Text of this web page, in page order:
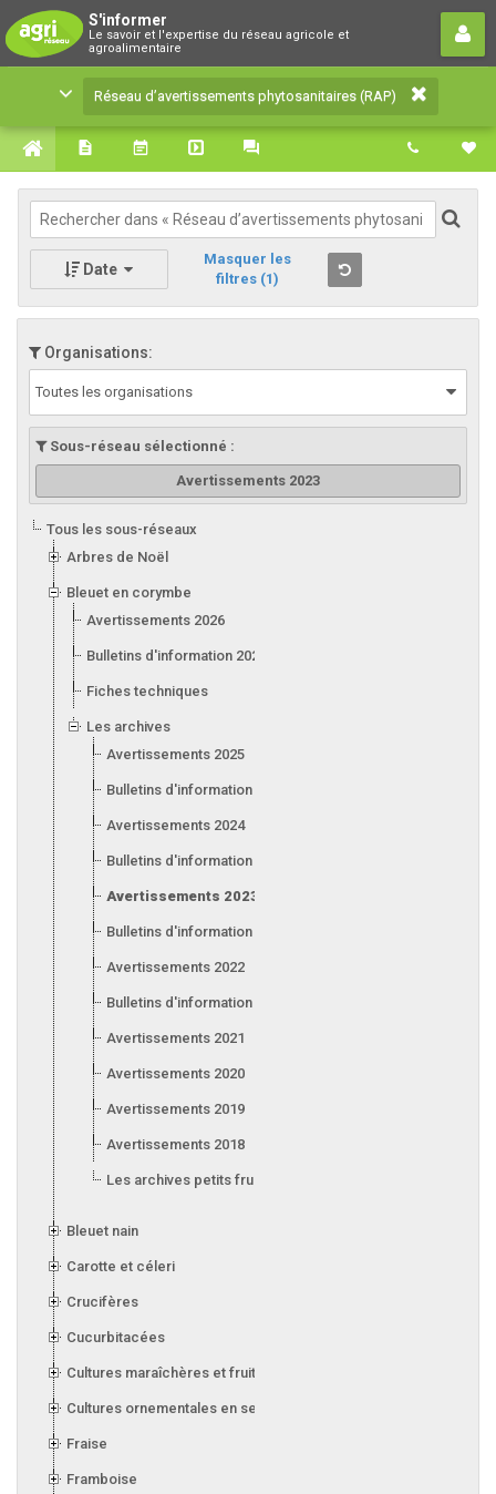
S'informer
Le savoir et l'expertise du réseau agricole et
agroalimentaire
Réseau d’avertissements
phytosanitaires (RAP)
Le savoir et l'expertise du réseau agricole et
agroalimentaire
Réseau d’avertissements phytosanitaires (RAP)
Date
Masquer les
filtres (1)
Organisations:
Toutes les organisations
Sous-réseau sélectionné :
Avertissements 2023
Tous les sous-réseaux
Arbres de Noël
Bleuet en corymbe
Avertissements 2026
Bulletins d'information 2026
Fiches techniques
Les archives
Avertissements 2025
Bulletins d'information 2025
Avertissements 2024
Bulletins d'information 2024
Avertissements 2023
Bulletins d'information 2023
Avertissements 2022
Bulletins d'information 2022
Avertissements 2021
Avertissements 2020
Avertissements 2019
Avertissements 2018
Les archives petits fruits
Bleuet nain
Carotte et céleri
Crucifères
Cucurbitacées
Cultures maraîchères et fruitières en serre
Cultures ornementales en serre
Fraise
Framboise